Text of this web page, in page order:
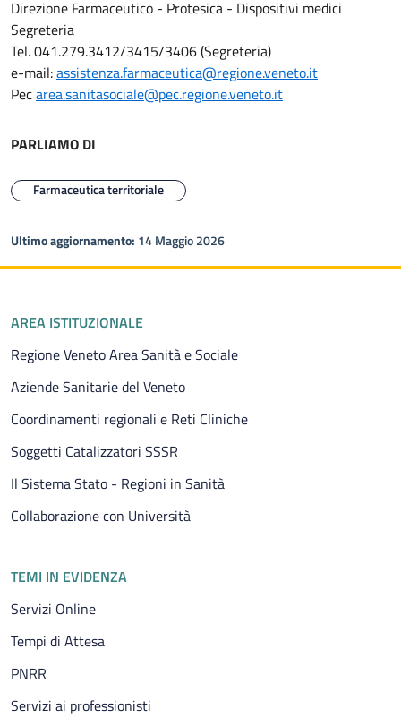
Direzione Farmaceutico - Protesica - Dispositivi medici
Segreteria
Tel. 041.279.3412/3415/3406 (Segreteria)
e-mail:assistenza.farmaceutica@regione.veneto.it
Pecarea.sanitasociale@pec.regione.veneto.it
PARLIAMO DI
Farmaceutica territoriale
Ultimo aggiornamento: 14 Maggio 2026
Piè di pagina
AREA ISTITUZIONALE
Regione Veneto Area Sanità e Sociale
Aziende Sanitarie del Veneto
Coordinamenti regionali e Reti Cliniche
Soggetti Catalizzatori SSSR
Il Sistema Stato - Regioni in Sanità
Collaborazione con Università
TEMI IN EVIDENZA
Servizi Online
Tempi di Attesa
PNRR
Servizi ai professionisti